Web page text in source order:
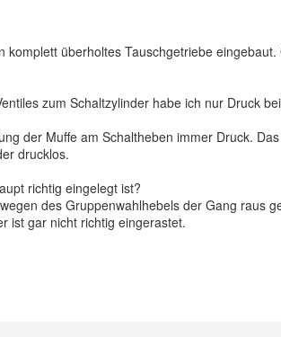
komplett überholtes Tauschgetriebe
zum Schaltzylinder habe ich nur Druck
der Muffe am Schaltheben immer Druck.
drucklos.
richtig eingelegt ist?
des Gruppenwahlhebels der Gang raus
ist gar nicht richtig eingerastet.